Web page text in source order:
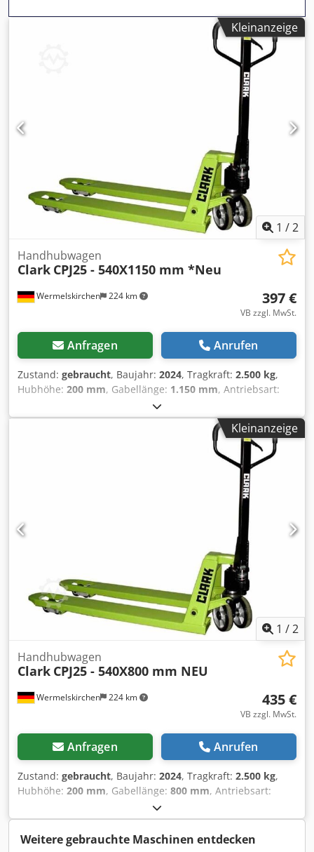
Kleinanzeige
1 /2
Wermelskirchen 224 km
Handhubwagen
Clark CPJ25 - 540X1150 mm *Neu
397 €
VB zzgl. MwSt.
Anfragen Anrufen
Zustand: gebraucht, Baujahr: 2024, Tragkraft: 2.500 kg,
Hubhöhe: 200 mm, Gabellänge: 1.150 mm, Antriebsart:
, Handhubwagen Gabelbreite: 540 mm
Masttyp: Keiner Bereifung vorne Typ: Polyurethan Dedpfx
Apoxfygxemsck Bereifung vorne Zustand: 80 - 100%
Bereifung hinten Typ: Polyurethan Bereifung hinten
Kleinanzeige
1 /2
Wermelskirchen 224 km
Handhubwagen
Clark CPJ25 - 540X800 mm NEU
435 €
VB zzgl. MwSt.
Anfragen Anrufen
Zustand: gebraucht, Baujahr: 2024, Tragkraft: 2.500 kg,
Hubhöhe: 200 mm, Gabellänge: 800 mm, Antriebsart:
, Handhubwagen Masttyp: Keiner Bereifung
vorne Typ: Polyurethan Bereifung vorne Zustand: 80 -
100% Bereifung hinten Typ: Polyurethan Dcjdjxfyfzjpfx
Apmjk Bereifung hinten Zustand: 80 - 100%
Weitere gebrauchte Maschinen entdecken